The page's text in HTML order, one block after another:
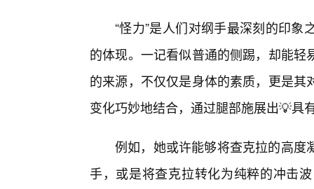
“怪力”是人们对纲手最深刻的印
的体现。一记看似普通的侧踢，却能
的来源，不仅仅是身体的素质，更是
变化巧妙地结合，通过腿部施展出💡具
例如，她或许能够将查克拉的高度
手，或是将查克拉转化为纯粹的冲击